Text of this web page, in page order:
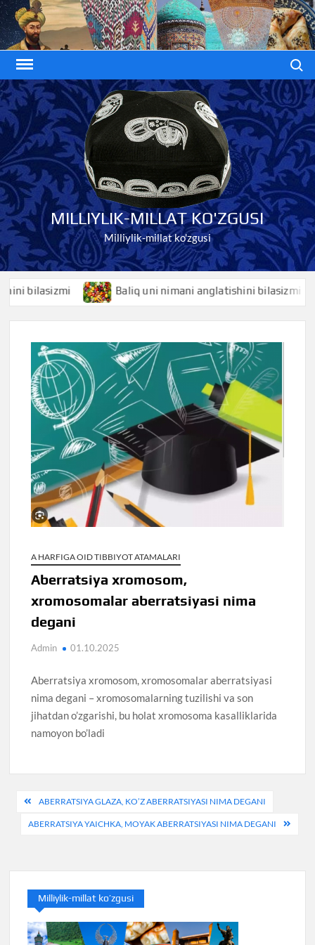
Skip
to
content
MILLIYLIK-MILLAT KO'ZGUSI
Milliylik-millat ko'zgusi
Baliq uni nimani anglatishini bilasizmi
A HARFIGA OID TIBBIYOT ATAMALARI
Aberratsiya xromosom,
xromosomalar aberratsiyasi nima
degani
Admin 01.10.2025
Aberratsiya xromosom, xromosomalar aberratsiyasi
nima degani – xromosomalarning tuzilishi va son
jihatdan o’zgarishi, bu holat xromosoma kasalliklarida
namoyon bo’ladi
Post
menyusi
ABERRATSIYA GLAZA, KO’Z ABERRATSIYASI NIMA DEGANI
ABERRATSIYA YAICHKA, MOYAK ABERRATSIYASI NIMA DEGANI
Milliylik-millat ko’zgusi